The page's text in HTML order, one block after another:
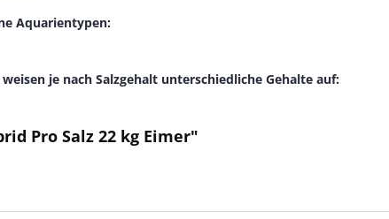
Aquarientypen:
je nach Salzgehalt unterschiedliche Gehalte auf:
Pro Salz 22 kg Eimer"